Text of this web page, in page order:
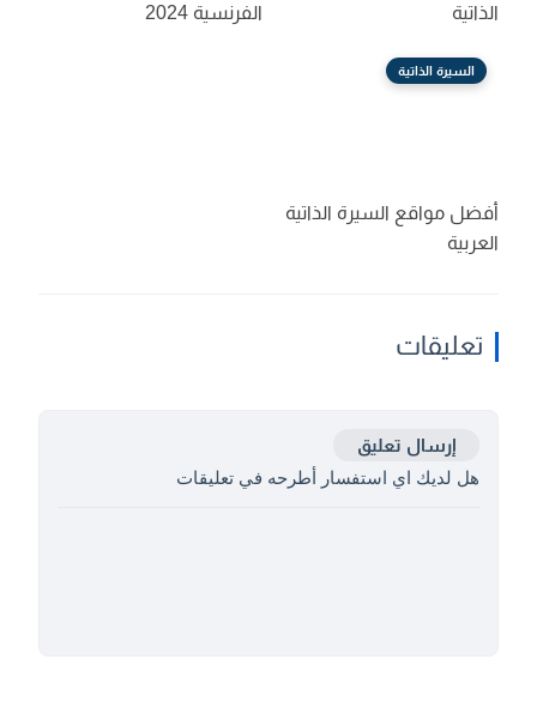
الذاتية
الفرنسية 2024
السيرة الذاتية
أفضل مواقع السيرة الذاتية
العربية
تعليقات
إرسال تعليق
هل لديك اي استفسار أطرحه في تعليقات